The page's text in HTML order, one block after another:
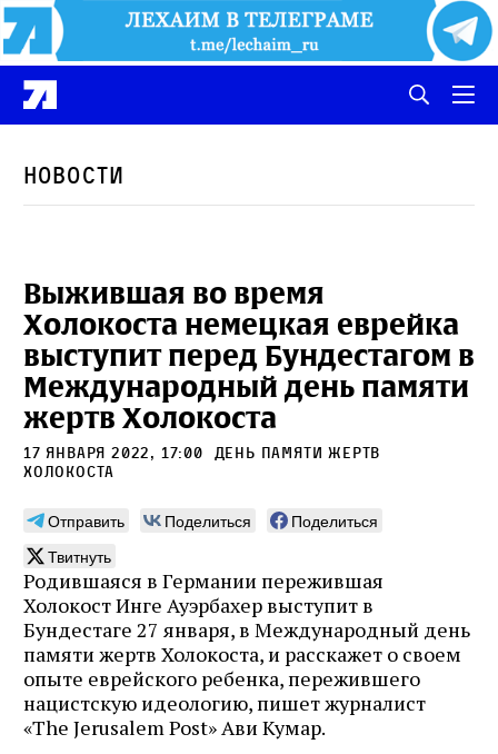
Новости
Выжившая во время
Холокоста немецкая еврейка
выступит перед Бундестагом в
Международный день памяти
жертв Холокоста
17 января 2022, 17:00
день памяти жертв
холокоста
Отправить Поделиться
Поделиться
Твитнуть
Родившаяся в Германии пережившая
Холокост Инге Ауэрбахер выступит в
Бундестаге 27 января, в Международный день
памяти жертв Холокоста, и расскажет о своем
опыте еврейского ребенка, пережившего
нацистскую идеологию, пишет журналист
«The Jerusalem Post» Ави Кумар.